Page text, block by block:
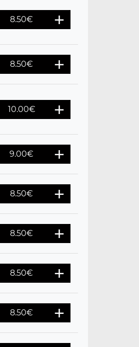
8.50€
8.50€
10.00€
9.00€
8.50€
8.50€
8.50€
8.50€